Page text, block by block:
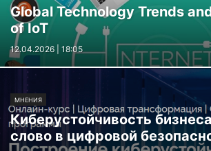
Global Technology Trends
of IoT
12.04.2026 | 18:05
МНЕНИЯ
Киберустойчивость
слово в цифровой